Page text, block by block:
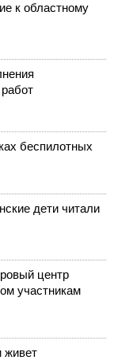
к областному
беспилотных
дети читали
центр
участникам
живет